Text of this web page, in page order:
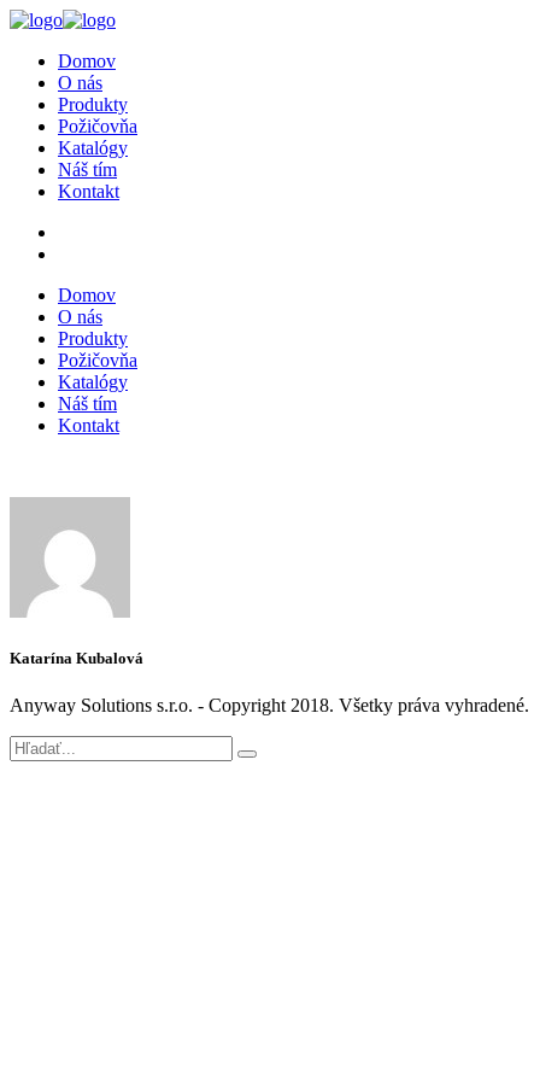
Domov
O nás
Produkty
Požičovňa
Katalógy
Náš tím
Kontakt
Domov
O nás
Produkty
Požičovňa
Katalógy
Náš tím
Kontakt
Katarína Kubalová
Anyway Solutions s.r.o. - Copyright 2018. Všetky práva vyhradené.